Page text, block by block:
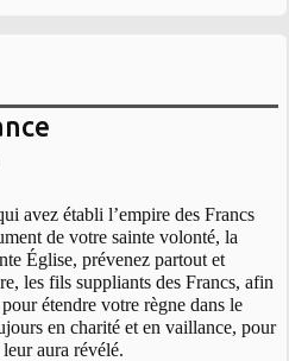
avez établi l’empire des Francs
de votre sainte volonté, la
Église, prévenez partout et
les fils suppliants des Francs, afin
étendre votre règne dans le
en charité et en vaillance, pour
aura révélé.